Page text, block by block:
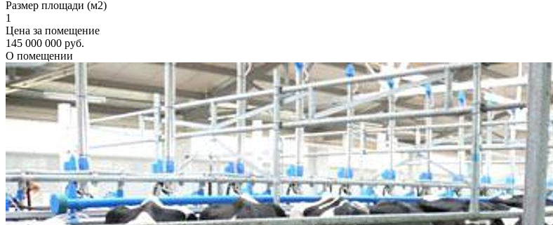
Размер площади (м2)
1
Цена за помещение
145 000 000 руб.
О помещении